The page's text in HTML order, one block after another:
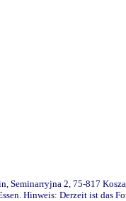
2, 75-817
Hinweis: Derzeit ist das